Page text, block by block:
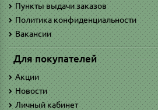
Пункты выдачи заказов
Политика конфиденциальности
Вакансии
Для покупателей
Акции
Новости
Личный кабинет